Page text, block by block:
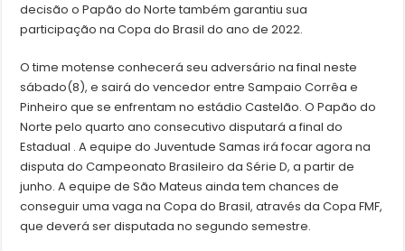
decisão o Papão do Norte também garantiu sua
participação na Copa do Brasil do ano de 2022.
O time motense conhecerá seu adversário na final neste
sábado(8), e sairá do vencedor entre Sampaio Corrêa e
Pinheiro que se enfrentam no estádio Castelão. O Papão do
Norte pelo quarto ano consecutivo disputará a final do
Estadual . A equipe do Juventude Samas irá focar agora na
disputa do Campeonato Brasileiro da Série D, a partir de
junho. A equipe de São Mateus ainda tem chances de
conseguir uma vaga na Copa do Brasil, através da Copa FMF,
que deverá ser disputada no segundo semestre.